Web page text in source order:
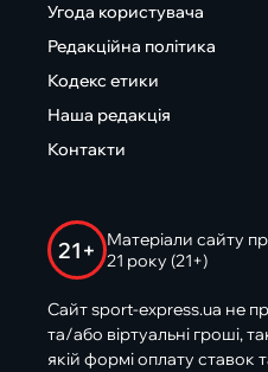
Угода користувача
Редакційна політика
Кодекс етики
Наша редакція
Контакти
21+
Матеріали сайту
21 року (21+)
Сайт sport-express.ua не
та/або віртуальні гроші,
якій формі оплату ставок